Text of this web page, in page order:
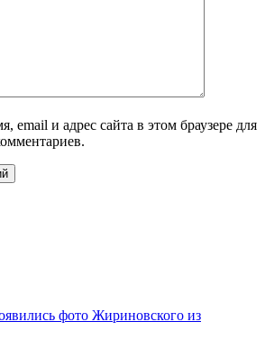
email и адрес сайта в этом браузере для
фото Жириновского из